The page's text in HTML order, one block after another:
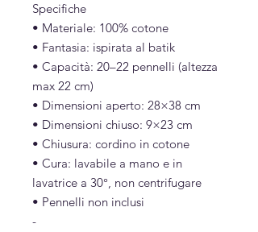
Specifiche
• Materiale: 100% cotone
• Fantasia: ispirata al batik
• Capacità: 20–22 pennelli (altezza
max 22 cm)
• Dimensioni aperto: 28×38 cm
• Dimensioni chiuso: 9×23 cm
• Chiusura: cordino in cotone
• Cura: lavabile a mano e in
lavatrice a 30°, non centrifugare
• Pennelli non inclusi
-